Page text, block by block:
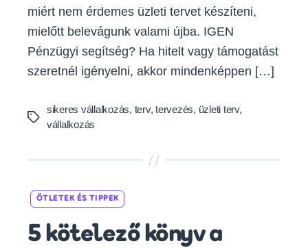
miért nem érdemes üzleti tervet készíteni,
mielőtt belevágunk valami újba. IGEN
Pénzügyi segítség? Ha hitelt vagy támogatást
szeretnél igényelni, akkor mindenképpen […]
Tags
sikeres vállalkozás, terv,tervezés, üzleti terv,
vállalkozás
ÖTLETEK ÉS TIPPEK
5 kötelező könyv a